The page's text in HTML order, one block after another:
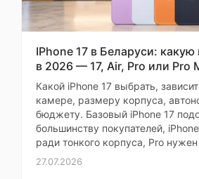
Тип влажной
уборки
Особенности
насадки для
влажной уборки
Боковые щетки
Тип боковой
IPhone 17 в Беларуси:
в 2026 — 17, Air, Pro или Pro
Какой iPhone 17 выбрать,
камере, размеру корпуса,
бюджету. Базовый iPhone 17
большинству покупателей,
ради тонкого корпуса, Pro
27.07.2026